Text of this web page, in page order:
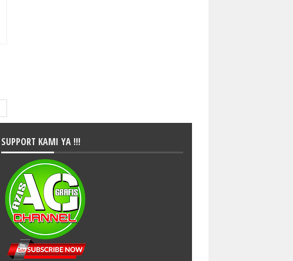
SUPPORT KAMI YA !!!